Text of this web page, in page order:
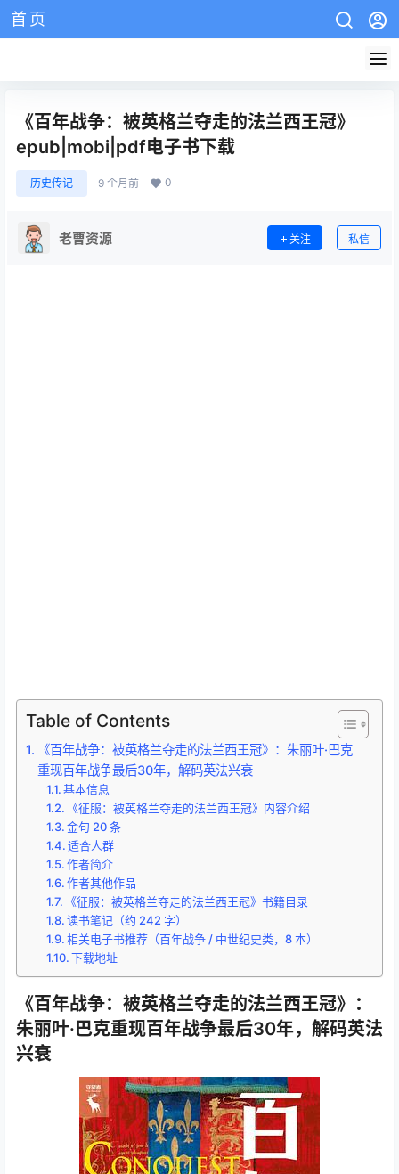
首页
网站介绍
《百年战争：被英格兰夺走的法兰西王冠》
epub|mobi|pdf电子书下载
历史传记 9 个月前 0
老曹资源 关注 私信
Table of Contents
《百年战争：被英格兰夺走的法兰西王冠》：朱丽叶·巴克
重现百年战争最后30年，解码英法兴衰
基本信息
《征服：被英格兰夺走的法兰西王冠》内容介绍
金句 20 条
适合人群
作者简介
作者其他作品
《征服：被英格兰夺走的法兰西王冠》书籍目录
读书笔记（约 242 字）
相关电子书推荐（百年战争 / 中世纪史类，8 本）
下载地址
《百年战争：被英格兰夺走的法兰西王冠》：
朱丽叶·巴克重现百年战争最后30年，解码英法
兴衰